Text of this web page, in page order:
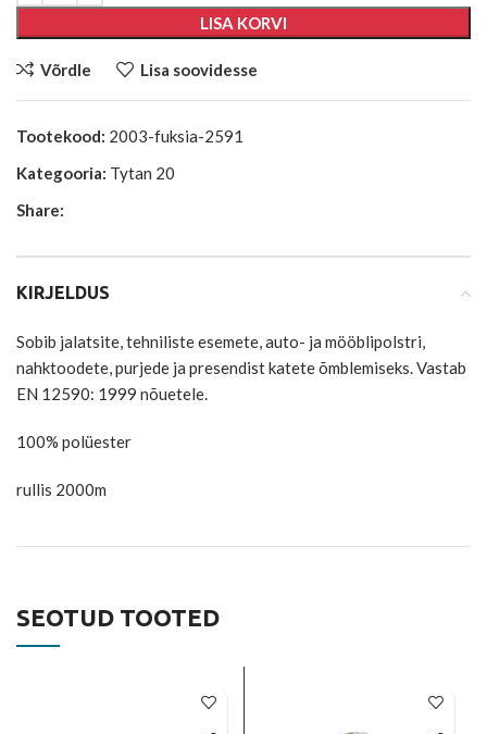
LISA KORVI
Võrdle Lisa soovidesse
Tootekood: 2003-fuksia-2591
Kategooria: Tytan 20
Share:
KIRJELDUS
Sobib jalatsite, tehniliste esemete, auto- ja mööblipolstri,
nahktoodete, purjede ja presendist katete õmblemiseks. Vastab
EN 12590: 1999 nõuetele.
100% polüester
rullis 2000m
SEOTUD TOOTED